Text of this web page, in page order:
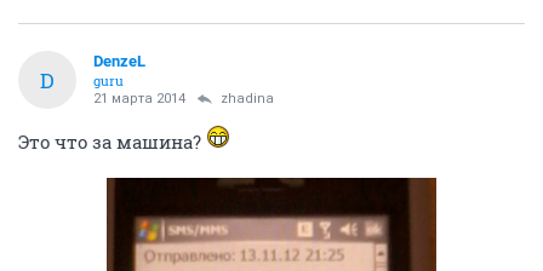
D
DenzeL
guru
21 марта 2014 zhadina
Это что за машина?